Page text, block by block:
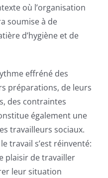
où l’organisation
soumise à de
d’hygiène et de
effréné des
préparations, de leurs
des contraintes
également une
travailleurs sociaux.
travail s’est réinventé:
plaisir de travailler
leur situation